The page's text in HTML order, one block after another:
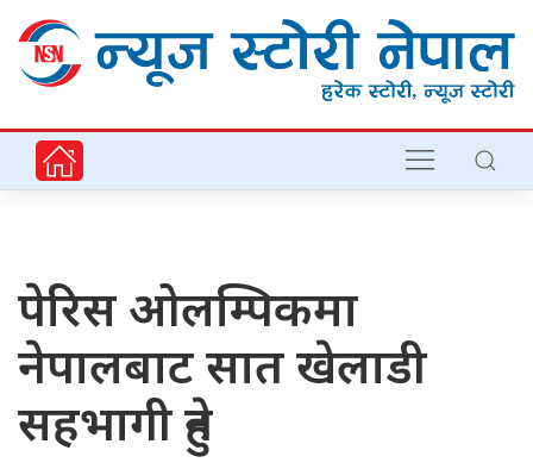
पेरिस ओलम्पिकमा
नेपालबाट सात खेलाडी
सहभागी हुने